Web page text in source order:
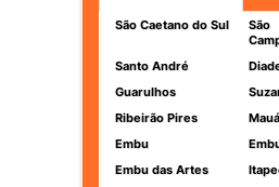
São Caetano do Sul
Santo André
Guarulhos
Ribeirão Pires
Mauá
Embu
Embu das Artes